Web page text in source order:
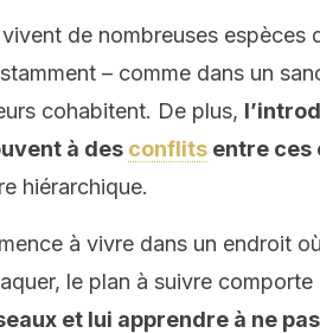
de nombreuses espèces
– comme dans un
cohabitent. De plus,
à des conflits entre ces
hiérarchique.
à vivre dans un endroit
le plan à suivre comporte
et lui apprendre à ne